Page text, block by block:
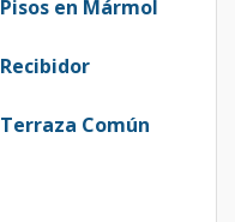
Pisos en Mármol
Recibidor
Terraza Común